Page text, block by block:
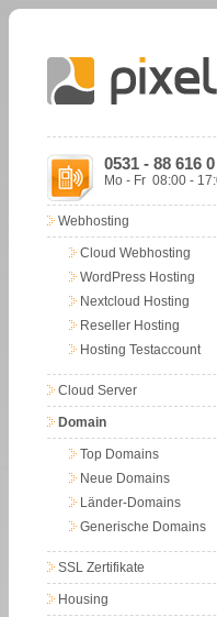
0531 - 88 616 0
Mo - Fr 08:00 -
Webhosting
Cloud Webhosting
WordPress Hosting
Nextcloud Hosting
Reseller Hosting
Hosting Testaccount
Cloud Server
Domain
Top Domains
Neue Domains
Länder-Domains
Generische Domains
SSL Zertifikate
Housing